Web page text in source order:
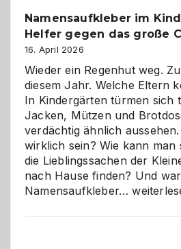
Namensaufkleber im
Helfer gegen das große
16. April 2026
Wieder ein Regenhut weg.
diesem Jahr. Welche Eltern
In Kindergärten türmen sich
Jacken, Mützen und
verdächtig ähnlich
wirklich sein? Wie kann man
die Lieblingssachen der
nach Hause finden? Und
Namensaufkleber…